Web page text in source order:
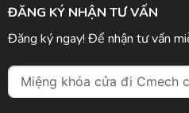
ĐĂNG KÝ NHẬN TƯ VẤN
Đăng ký ngay! Để nhận tư vấn